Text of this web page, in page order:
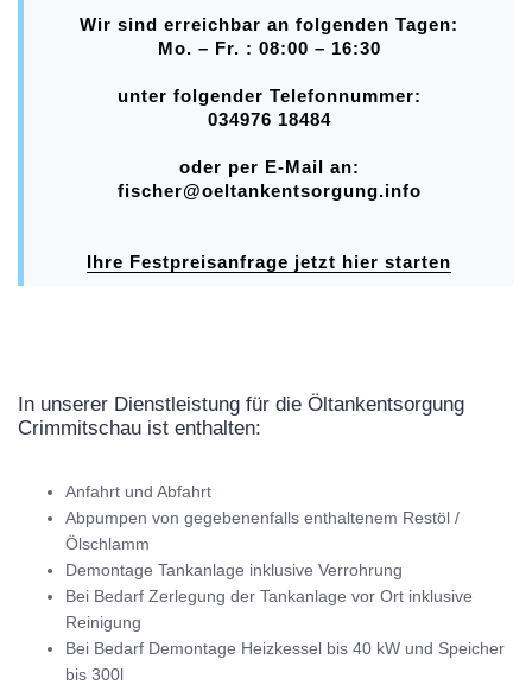
Wir sind erreichbar an folgenden Tagen:
Mo. – Fr. : 08:00 – 16:30
unter folgender Telefonnummer:
034976 18484
oder per E-Mail an:
fischer@oeltankentsorgung.info
Ihre Festpreisanfrage jetzt hier starten
In unserer Dienstleistung für die Öltankentsorgung
Crimmitschau ist enthalten:
Anfahrt und Abfahrt
Abpumpen von gegebenenfalls enthaltenem Restöl /
Ölschlamm
Demontage Tankanlage inklusive Verrohrung
Bei Bedarf Zerlegung der Tankanlage vor Ort inklusive
Reinigung
Bei Bedarf Demontage Heizkessel bis 40 kW und Speicher
bis 300l